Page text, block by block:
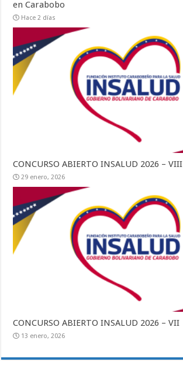
en Carabobo
Hace 2 días
CONCURSO ABIERTO INSALUD 2026 – VIII
29 enero, 2026
CONCURSO ABIERTO INSALUD 2026 – VII
13 enero, 2026